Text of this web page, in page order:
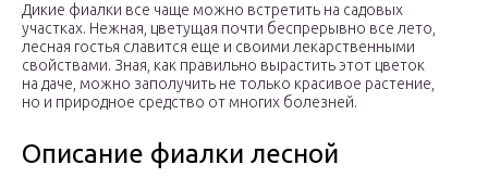
Дикие фиалки все чаще можно встретить на садовых
участках. Нежная, цветущая почти беспрерывно все лето,
лесная гостья славится еще и своими лекарственными
свойствами. Зная, как правильно вырастить этот цветок
на даче, можно заполучить не только красивое растение,
но и природное средство от многих болезней.
Описание фиалки лесной